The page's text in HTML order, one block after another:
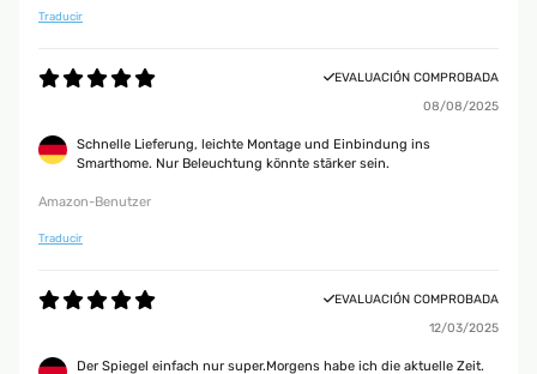
Traducir
EVALUACIÓN COMPROBADA
08/08/2025
Schnelle Lieferung, leichte Montage und Einbindung ins
Smarthome. Nur Beleuchtung könnte stärker sein.
Amazon-Benutzer
Traducir
EVALUACIÓN COMPROBADA
12/03/2025
Der Spiegel einfach nur super.Morgens habe ich die aktuelle Zeit.